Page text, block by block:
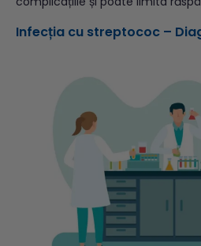
Infecția cu streptococ –